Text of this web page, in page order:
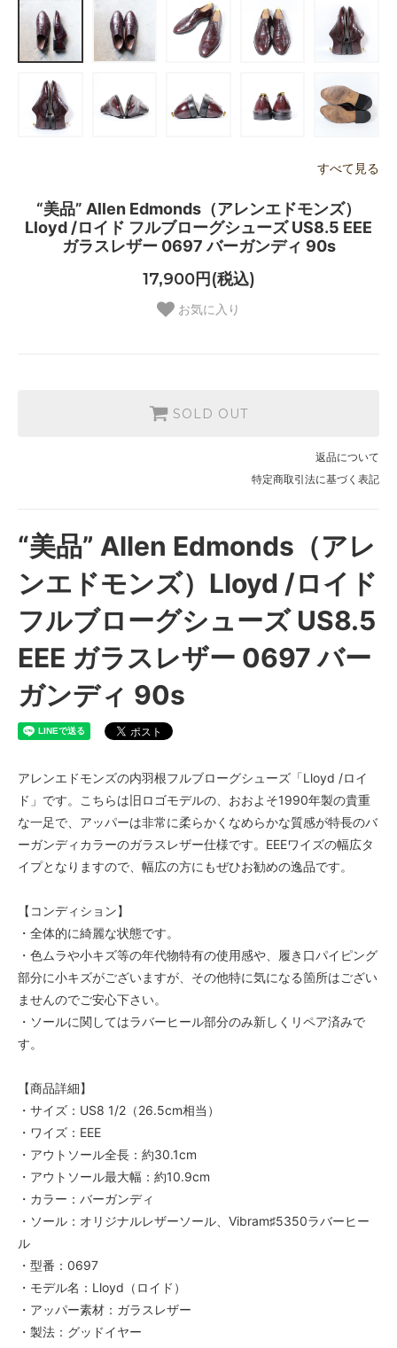
すべて見る
“美品” Allen Edmonds（アレンエドモンズ）
Lloyd /ロイド フルブローグシューズ US8.5 EEE
ガラスレザー 0697 バーガンディ 90s
17,900円(税込)
お気に入り
SOLD OUT
返品について
特定商取引法に基づく表記
“美品” Allen Edmonds（アレ
ンエドモンズ）Lloyd /ロイド
フルブローグシューズ US8.5
EEE ガラスレザー 0697 バー
ガンディ 90s
アレンエドモンズの内羽根フルブローグシューズ「Lloyd /ロイ
ド」です。こちらは旧ロゴモデルの、おおよそ1990年製の貴重
な一足で、アッパーは非常に柔らかくなめらかな質感が特長のバ
ーガンディカラーのガラスレザー仕様です。EEEワイズの幅広タ
イプとなりますので、幅広の方にもぜひお勧めの逸品です。
【コンディション】
・全体的に綺麗な状態です。
・色ムラや小キズ等の年代物特有の使用感や、履き口パイピング
部分に小キズがございますが、その他特に気になる箇所はござい
ませんのでご安心下さい。
・ソールに関してはラバーヒール部分のみ新しくリペア済みで
す。
【商品詳細】
・サイズ：US8 1/2（26.5cm相当）
・ワイズ：EEE
・アウトソール全長：約30.1cm
・アウトソール最大幅：約10.9cm
・カラー：バーガンディ
・ソール：オリジナルレザーソール、Vibram♯5350ラバーヒー
ル
・型番：0697
・モデル名：Lloyd（ロイド）
・アッパー素材：ガラスレザー
・製法：グッドイヤー